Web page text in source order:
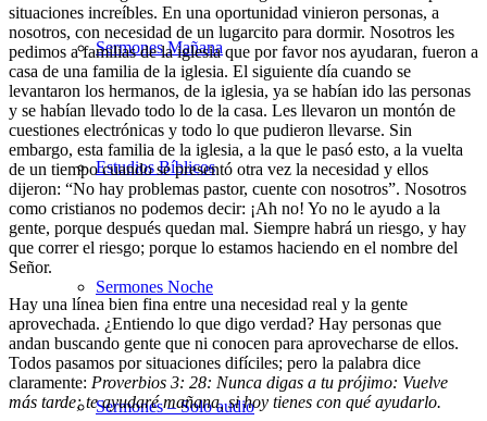
Sermones Mañana
Estudios Bíblicos
Sermones Noche
Sermones – Solo audio
situaciones increíbles. En una oportunidad vinieron personas, a
nosotros, con necesidad de un lugarcito para dormir. Nosotros les
pedimos a familias de la iglesia que por favor nos ayudaran, fueron a
casa de una familia de la iglesia. El siguiente día cuando se
levantaron los hermanos, de la iglesia, ya se habían ido las personas
y se habían llevado todo lo de la casa. Les llevaron un montón de
cuestiones electrónicas y todo lo que pudieron llevarse. Sin
embargo, esta familia de la iglesia, a la que le pasó esto, a la vuelta
de un tiempo cuando se presentó otra vez la necesidad y ellos
dijeron: “No hay problemas pastor, cuente con nosotros”. Nosotros
como cristianos no podemos decir: ¡Ah no! Yo no le ayudo a la
gente, porque después quedan mal. Siempre habrá un riesgo, y hay
que correr el riesgo; porque lo estamos haciendo en el nombre del
Señor.
Hay una línea bien fina entre una necesidad real y la gente
aprovechada. ¿Entiendo lo que digo verdad? Hay personas que
andan buscando gente que ni conocen para aprovecharse de ellos.
Todos pasamos por situaciones difíciles; pero la palabra dice
claramente: Proverbios 3: 28: Nunca digas a tu prójimo: Vuelve
más tarde; te ayudaré mañana, si hoy tienes con qué ayudarlo.